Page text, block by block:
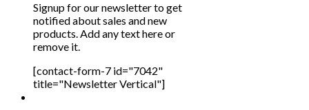
Signup for our newsletter to get
notified about sales and new
products. Add any text here or
remove it.
[contact-form-7 id="7042"
title="Newsletter Vertical"]